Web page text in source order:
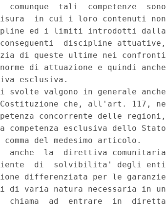
tali  competenze  sono
in cui i loro contenuti non
ed i limiti introdotti dalla
discipline attuative,
di queste ultime nei confronti
di attuazione e quindi anche
esclusiva.
svolte valgono in generale anche
che, all'art. 117, ne
concorrente delle regioni,
esclusiva dello Stato
del medesimo articolo.
anche  la  direttiva comunitaria
di  solvibilita' degli enti
differenziata per le garanzie
varia natura necessaria in un
chiama  ad  entrare  in  diretta